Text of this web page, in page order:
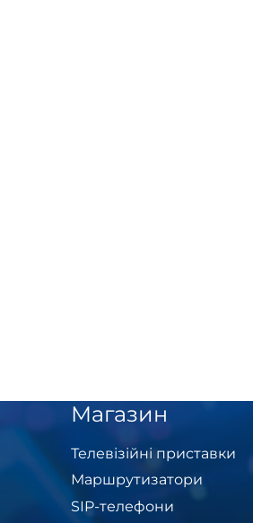
Магазин
Телевізійні приставки
Маршрутизатори
SIP-телефони